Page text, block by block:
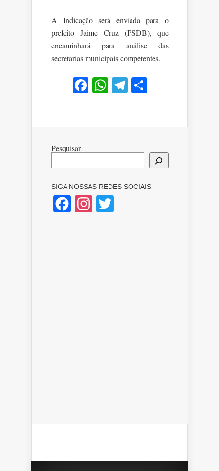
A Indicação será enviada para o
prefeito Jaime Cruz (PSDB), que
encaminhará para análise das
secretarias municipais competentes.
Facebook
WhatsApp
Telegram
Pesquisar
SIGA NOSSAS REDES SOCIAIS
FacebookInstagram